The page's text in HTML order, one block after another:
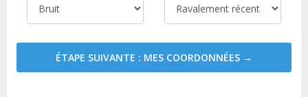
ÉTAPE SUIVANTE : MES COORDONNÉES →